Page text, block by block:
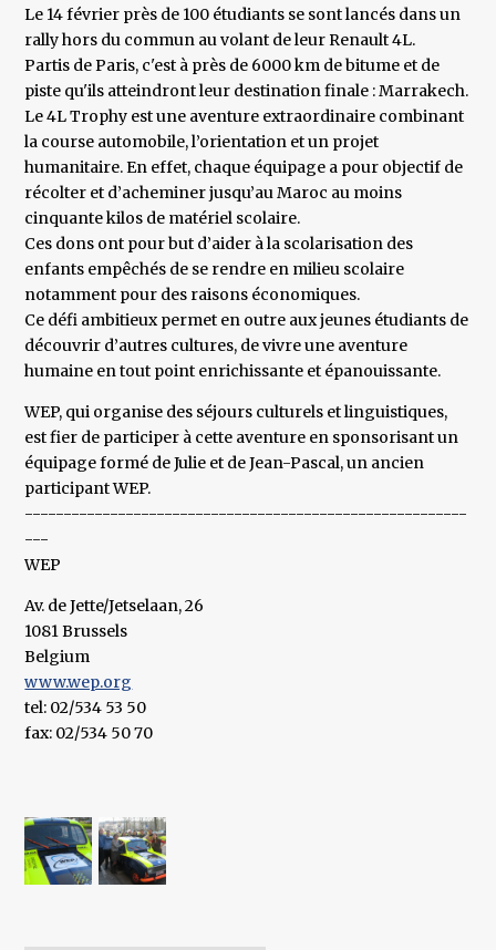
Le 14 février près de 100 étudiants se sont lancés dans un
rally hors du commun au volant de leur Renault 4L.
Partis de Paris, c'est à près de 6000 km de bitume et de
piste qu'ils atteindront leur destination finale : Marrakech.
Le 4L Trophy est une aventure extraordinaire combinant
la course automobile, l’orientation et un projet
humanitaire. En effet, chaque équipage a pour objectif de
récolter et d’acheminer jusqu’au Maroc au moins
cinquante kilos de matériel scolaire.
Ces dons ont pour but d’aider à la scolarisation des
enfants empêchés de se rendre en milieu scolaire
notamment pour des raisons économiques.
Ce défi ambitieux permet en outre aux jeunes étudiants de
découvrir d’autres cultures, de vivre une aventure
humaine en tout point enrichissante et épanouissante.
WEP, qui organise des séjours culturels et linguistiques,
est fier de participer à cette aventure en sponsorisant un
équipage formé de Julie et de Jean-Pascal, un ancien
participant WEP.
---------------------------------------------------------
---
WEP
Av. de Jette/Jetselaan, 26
1081 Brussels
Belgium
www.wep.org
tel: 02/534 53 50
fax: 02/534 50 70